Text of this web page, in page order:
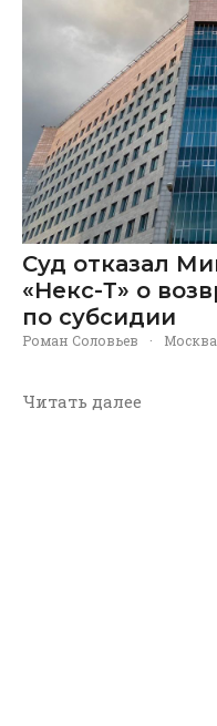
Суд отказал
«Некс-Т» о
по субсидии
Роман Соловьев · Москва
Читать далее